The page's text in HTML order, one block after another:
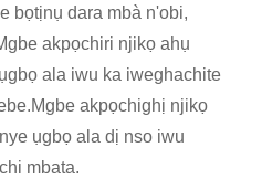
bọtịnụ dara mbà n'obi,
akpọchiri njikọ ahụ
ala iwu ka iweghachite
akpọchighị njikọ
ụgbọ ala dị nso iwu
mbata.